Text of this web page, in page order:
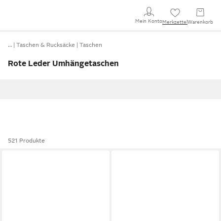
Mein KontoMerkzettel Warenkorb
… Taschen & Rucksäcke Taschen
Rote Leder Umhängetaschen
521 Produkte